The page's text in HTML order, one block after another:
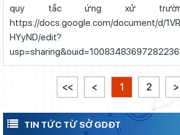
quy tắc ứng xử
https://docs.google.com/document/d/
HYyND/edit?
<< < 1 2 >
TIN TỨC TỪ SỞ GDĐT
công lập tại các địa phương
Sáng đèn công trường để kịp năm học mới
chính gắn với áp dụng ISO 9001:2015
Khởi đầu định hướng nghề nghiệp
chính sách đối với đội ngũ quản lý, nhân sự
sắp xếp cơ sở giáo dục công lập
Thắp sáng văn hóa đọc từ những “Thư